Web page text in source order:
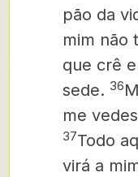
pão da
mim não
que crê
sede. 36
me
37Todo
virá a